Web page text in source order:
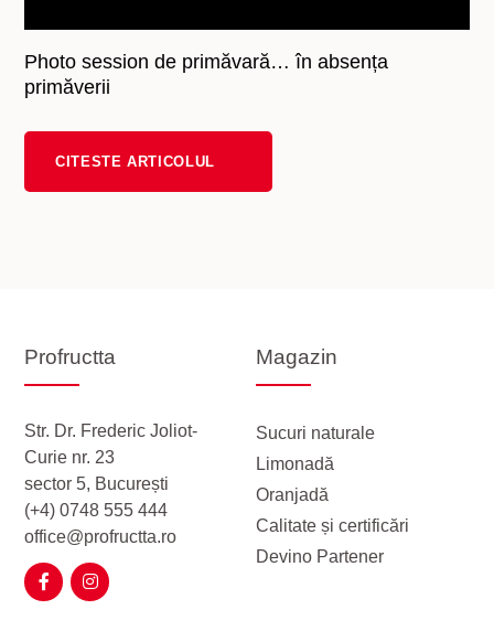
Photo session de primăvară… în absența
primăverii
CITESTE ARTICOLUL
Profructta
Str. Dr. Frederic Joliot-
Curie nr. 23
sector 5, București
(+4) 0748 555 444
office@profructta.ro
Magazin
Sucuri naturale
Limonadă
Oranjadă
Calitate și certificări
Devino Partener